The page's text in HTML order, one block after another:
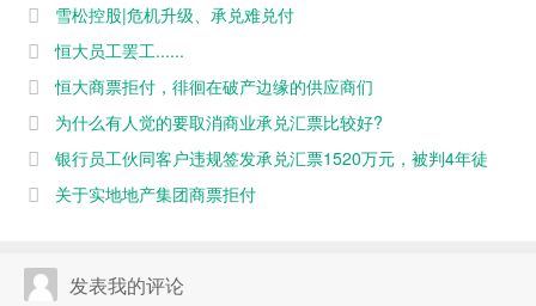
雪松控股|危机升级、承兑难兑付
恒大员工罢工......
恒大商票拒付，徘徊在破产边缘的供应商们
为什么有人觉的要取消商业承兑汇票比较好?
银行员工伙同客户违规签发承兑汇票1520万元，被判4年徒
刑！关于实地地产集团商票拒付
发表我的评论